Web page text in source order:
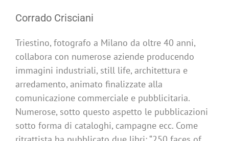
Corrado Crisciani
Triestino, fotografo a Milano da oltre 40 anni,
collabora con numerose aziende producendo
immagini industriali, still life, architettura e
arredamento, animato finalizzate alla
comunicazione commerciale e pubblicitaria.
Numerose, sotto questo aspetto le pubblicazioni
sotto forma di cataloghi, campagne ecc. Come